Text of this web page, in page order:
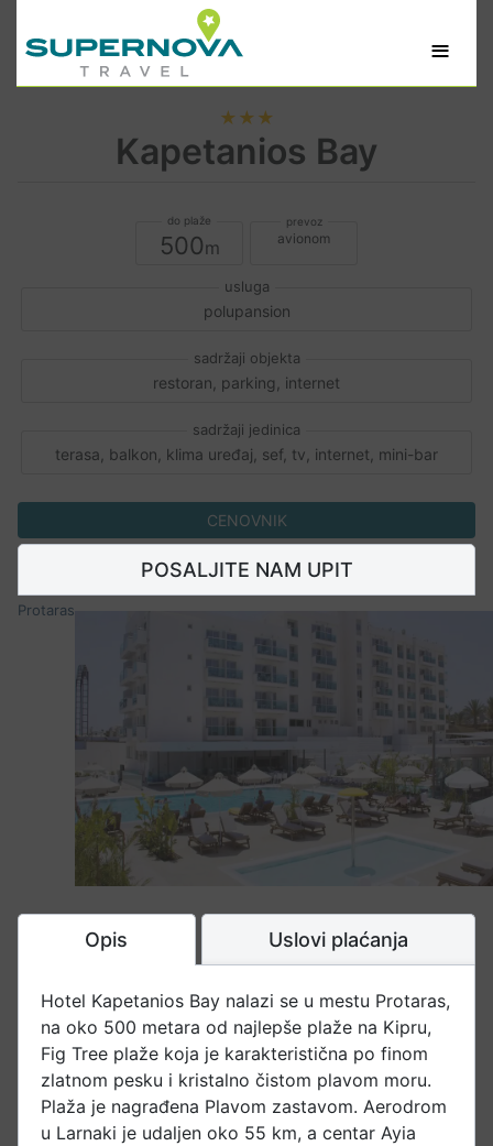
≡
★★★
Kapetanios Bay
500 avionom
polupansion
restoran, parking, internet
terasa, balkon, klima uređaj, sef, tv, internet, mini-bar
CENOVNIK
POSALJITE NAM UPIT
Protaras
Opis Uslovi plaćanja
Hotel Kapetanios Bay nalazi se u mestu Protaras,
na oko 500 metara od najlepše plaže na Kipru,
Fig Tree plaže koja je karakteristična po finom
zlatnom pesku i kristalno čistom plavom moru.
Plaža je nagrađena Plavom zastavom. Aerodrom
u Larnaki je udaljen oko 55 km, a centar Ayia